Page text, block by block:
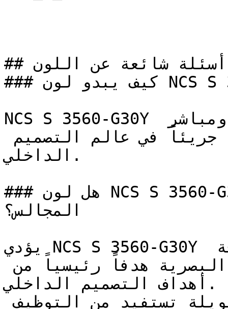
## أسئلة شائعة عن اللون
### كيف يبدو لون NCS S 3560-G30Y على جدران المنزل؟
NCS S 3560-G30Y أخضر حيوي ومتوسط بحضور قوي ومباشر
الداخلي.
### هل لون NCS S 3560-G30Y مناسب لغرف النوم أو
المجالس؟
يؤدي NCS S 3560-G30Y دوره بامتياز في قطاع الضيافة
والمطاعم، حيث تعتبر الحيوية البصرية هدفاً رئيسياً من
أهداف التصميم الداخلي.
مناطق السلالم والممرات الطويلة تستفيد من التوظيف